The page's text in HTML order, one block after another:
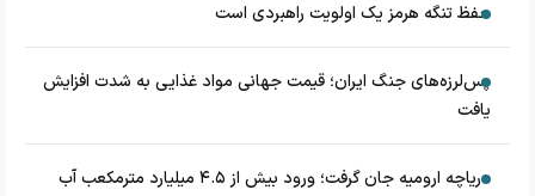
حفظ تنگه هرمز یک اولویت راهبردی است
پس‌لرزه‌های جنگ ایران؛ قیمت جهانی مواد غذایی به شدت افزایش
یافت
دریاچه ارومیه جان گرفت؛ ورود بیش از ۴.۵ میلیارد مترمکعب آب